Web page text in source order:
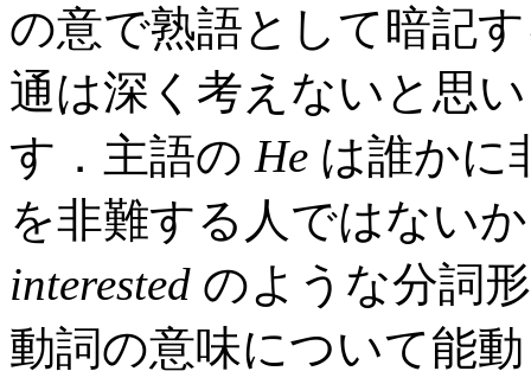
の意で熟語として暗記
通は深く考えないと思
す．主語の He は誰かに
を非難する人ではない
interested のような分詞
動詞の意味について能